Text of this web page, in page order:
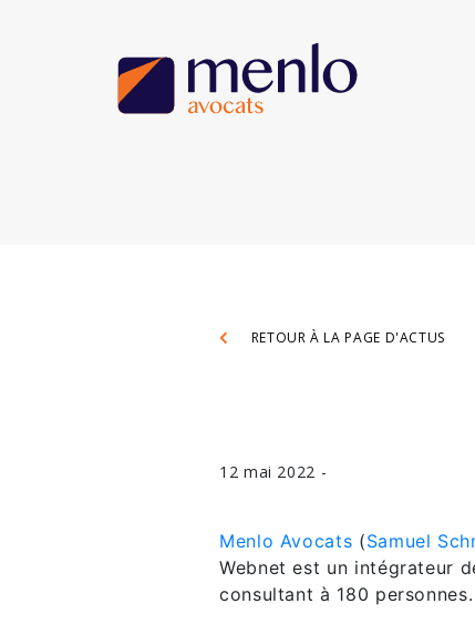
RETOUR À LA PAGE D'ACTUS
12 mai 2022 -
Menlo Avocats (Samuel
Webnet est un intégrateur
consultant à 180 personnes.